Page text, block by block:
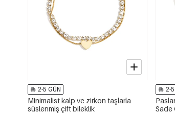
2-5 GÜN
Minimalist kalp ve zirkon taşlarla
süslenmiş çift bileklik
2-
Sade